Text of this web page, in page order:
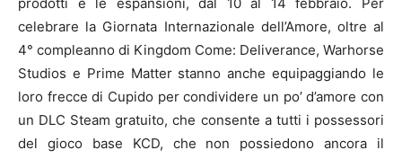
celebrare la Giornata Internazionale dell’Amore, oltre al
4° compleanno di Kingdom Come: Deliverance, Warhorse
Studios e Prime Matter stanno anche equipaggiando le
loro frecce di Cupido per condividere un po’ d’amore con
un DLC Steam gratuito, che consente a tutti i possessori
del gioco base KCD, che non possiedono ancora il